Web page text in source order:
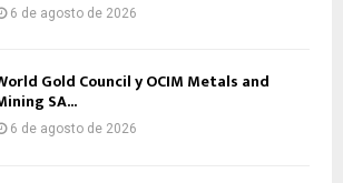
6 de agosto de 2026
Gold Council y OCIM Metals and
SA...
6 de agosto de 2026